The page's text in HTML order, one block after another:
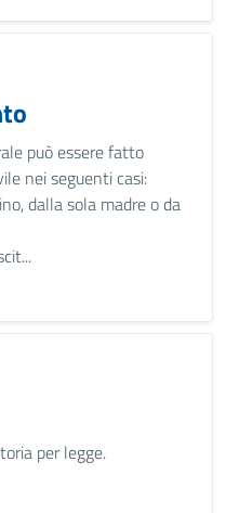
può essere fatto
nei seguenti casi:
dalla sola madre o da
per legge.